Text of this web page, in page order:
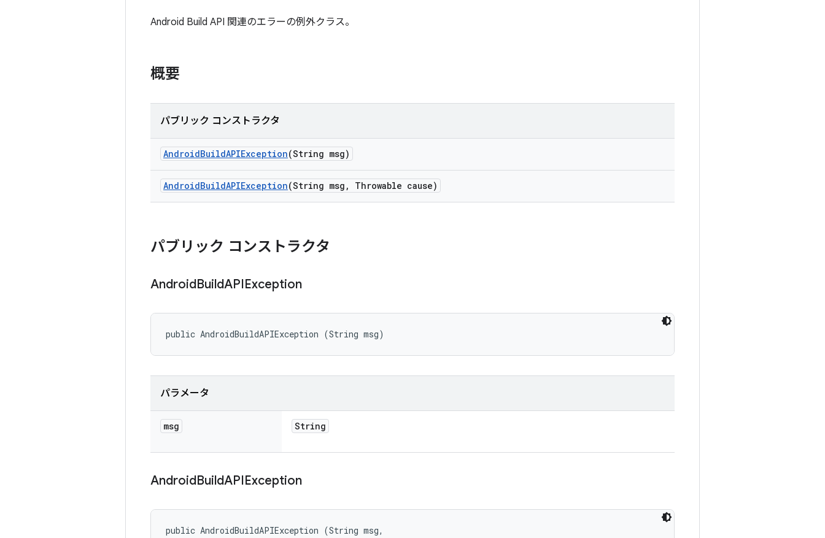
Android Build API 関連のエラーの例外クラス。
概要
パブリック コンストラクタ
AndroidBuildAPIException(String msg)
AndroidBuildAPIException(String msg , Throwable cause)
パブリック コンストラクタ
AndroidBuildAPIException
public AndroidBuildAPIException (String msg)
パラメータ
msg String
AndroidBuildAPIException
public AndroidBuildAPIException (String msg,